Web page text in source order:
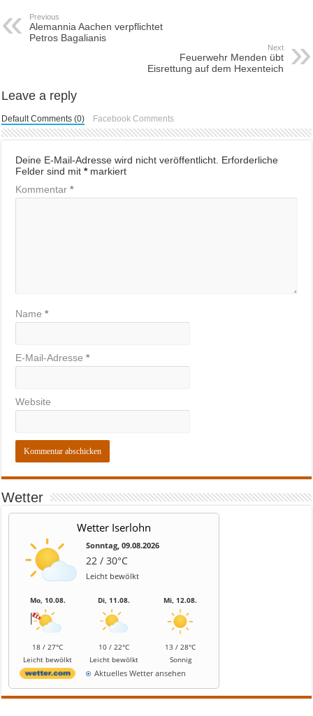
Previous
Alemannia Aachen verpflichtet
Petros Bagalianis
Next
Feuerwehr Menden übt
Eisrettung auf dem Hexenteich
Leave a reply
Default Comments (0) Facebook Comments
Deine E-Mail-Adresse wird nicht veröffentlicht. Erforderliche
Felder sind mit*markiert
Kommentar*
Name*
E-Mail-Adresse*
Website
Wetter
Wetter Iserlohn
Sonntag, 09.08.2026
22 / 30°C
Leicht bewölkt
Mo, 10.08.
18 / 27°C
Leicht bewölkt
Di, 11.08.
10 / 22°C
Leicht bewölkt
Mi, 12.08.
13 / 28°C
Sonnig
Aktuelles Wetter ansehen